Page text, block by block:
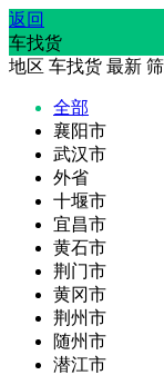
返回
车找货
地区 车找货 最新
全部
襄阳市
武汉市
外省
十堰市
宜昌市
黄石市
荆门市
黄冈市
荆州市
随州市
潜江市